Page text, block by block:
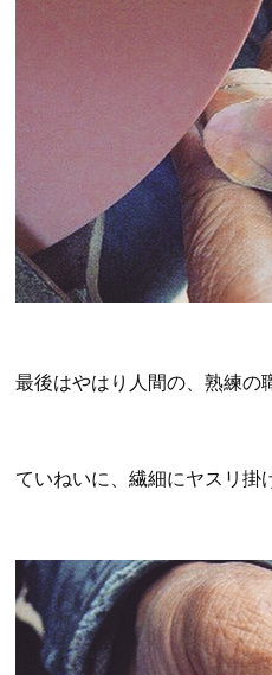
最後はやはり人間の、熟練の
ていねいに、繊細にヤスリ掛